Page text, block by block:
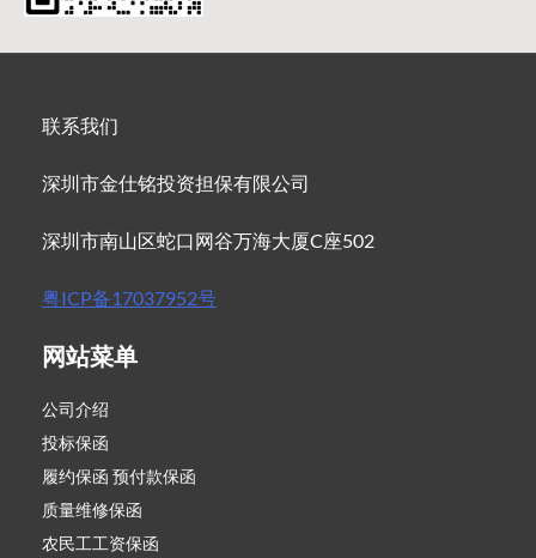
联系我们
深圳市金仕铭投资担保有限公司
深圳市南山区蛇口网谷万海大厦C座502
粤ICP备17037952号
网站菜单
公司介绍
投标保函
履约保函 预付款保函
质量维修保函
农民工工资保函